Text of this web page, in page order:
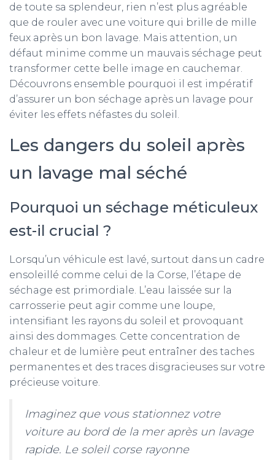
I
de toute sa splendeur, rien n’est plus agréable
que de rouler avec une voiture qui brille de mille
feux après un bon lavage. Mais attention, un
défaut minime comme un mauvais séchage peut
transformer cette belle image en cauchemar.
Découvrons ensemble pourquoi il est impératif
d’assurer un bon séchage après un lavage pour
éviter les effets néfastes du soleil.
Les dangers du soleil après
un lavage mal séché
Pourquoi un séchage méticuleux
est-il crucial ?
Lorsqu’un véhicule est lavé, surtout dans un cadre
ensoleillé comme celui de la Corse, l’étape de
séchage est primordiale. L’eau laissée sur la
carrosserie peut agir comme une loupe,
intensifiant les rayons du soleil et provoquant
ainsi des dommages. Cette concentration de
chaleur et de lumière peut entraîner des taches
permanentes et des traces disgracieuses sur votre
précieuse voiture.
Imaginez que vous stationnez votre
voiture au bord de la mer après un lavage
rapide. Le soleil corse rayonne